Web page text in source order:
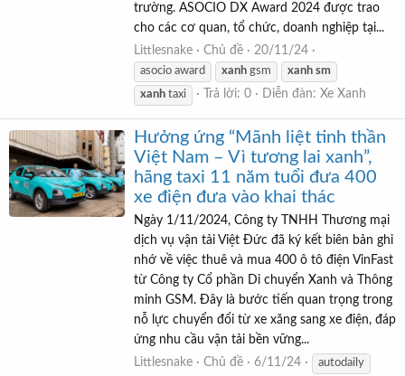
trường. ASOCIO DX Award 2024 được trao
cho các cơ quan, tổ chức, doanh nghiệp tại...
Littlesnake
Chủ đề 20/11/24
asocio award xanh gsm xanh sm
xanh taxi Trả lời: 0 Diễn đàn: Xe Xanh
Hưởng ứng “Mãnh liệt tinh thần
Việt Nam – Vì tương lai xanh”,
hãng taxi 11 năm tuổi đưa 400
xe điện đưa vào khai thác
Ngày 1/11/2024, Công ty TNHH Thương mại
dịch vụ vận tải Việt Đức đã ký kết biên bản ghi
nhớ về việc thuê và mua 400 ô tô điện VinFast
từ Công ty Cổ phần Di chuyển Xanh và Thông
minh GSM. Đây là bước tiến quan trọng trong
nỗ lực chuyển đổi từ xe xăng sang xe điện, đáp
ứng nhu cầu vận tải bền vững...
Littlesnake
Chủ đề 6/11/24
autodaily